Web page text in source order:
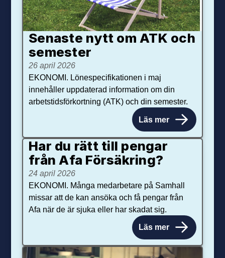
Senaste nytt om ATK och
se­mester
26 april 2026
EKONOMI. Lönespecifikationen i maj
innehåller uppdaterad information om din
arbetstidsförkortning (ATK) och din semester.
Läs mer
Har du rätt till pengar
från Afa Försäkring?
24 april 2026
EKONOMI. Många medarbetare på Samhall
missar att de kan ansöka och få pengar från
Afa när de är sjuka eller har skadat sig.
Läs mer